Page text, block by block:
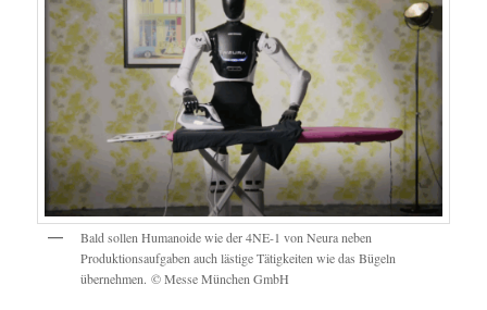
Bald sollen Humanoide wie der 4NE-1 von Neura neben
Produktionsaufgaben auch lästige Tätigkeiten wie das Bügeln
übernehmen. © Messe München GmbH